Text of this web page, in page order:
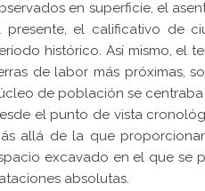
en superficie, el
presente, el calificativo de
histórico. Así mismo, el
de labor más próximas,
de población se
el punto de vista
allá de la que
excavado en el que se
absolutas.